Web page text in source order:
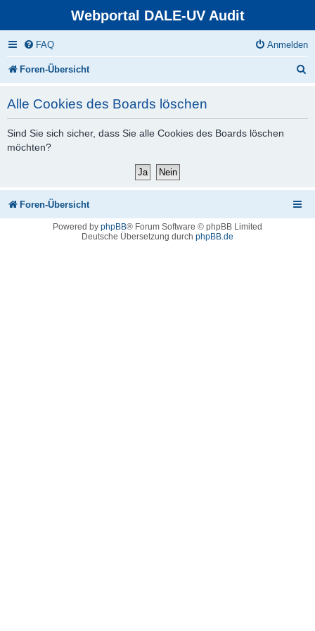
Webportal DALE-UV Audit
FAQ Anmelden
Foren-Übersicht
Alle Cookies des Boards löschen
Sind Sie sich sicher, dass Sie alle Cookies des Boards löschen
möchten?
Foren-Übersicht
Powered by phpBB® Forum Software © phpBB Limited
Deutsche Übersetzung durch phpBB.de